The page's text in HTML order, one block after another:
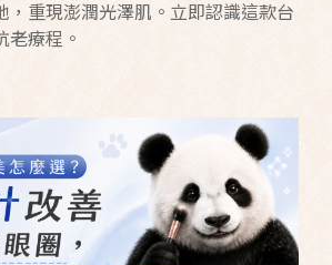
，重現澎潤光澤肌。立即認識這款台
老療程。